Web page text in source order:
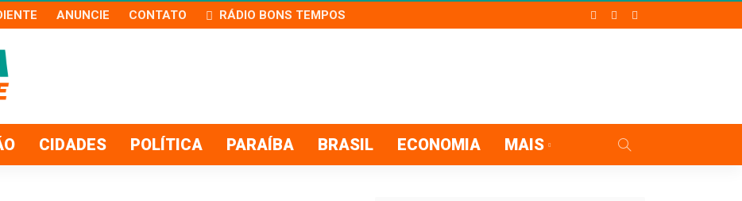
ANUNCIE CONTATO RÁDIO BONS TEMPOS
CIDADES POLÍTICA PARAÍBA BRASIL ECONOMIA MAIS